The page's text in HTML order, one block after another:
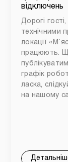
відключень
Дорогі
технічними
локації
працюють.
графік
ласка,
на нашому